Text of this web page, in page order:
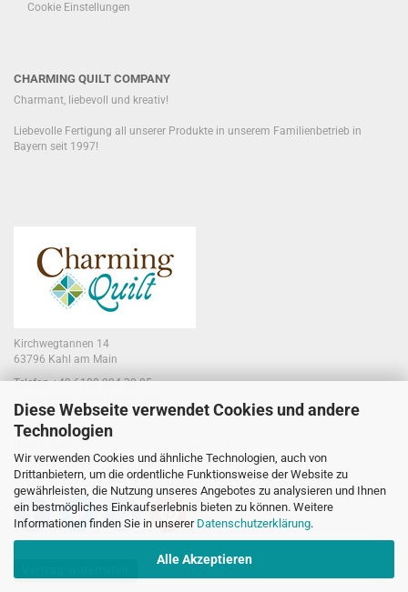
Diese Webseite verwendet Cookies und andere
Technologien
Wir verwenden Cookies und ähnliche Technologien, auch von
Drittanbietern, um die ordentliche Funktionsweise der Website zu
gewährleisten, die Nutzung unseres Angebotes zu analysieren und Ihnen
ein bestmögliches Einkaufserlebnis bieten zu können. Weitere
Informationen finden Sie in unserer Datenschutzerklärung.
Alle Akzeptieren
Cookie Einstellungen
CHARMING QUILT COMPANY
Charmant, liebevoll und kreativ!
Liebevolle Fertigung all unserer Produkte in unserem Familienbetrieb in
Bayern seit 1997!
Kirchwegtannen 14
63796 Kahl am Main
Telefon +49 6188 994 30 85
Laden:
63796 Kahl am Main